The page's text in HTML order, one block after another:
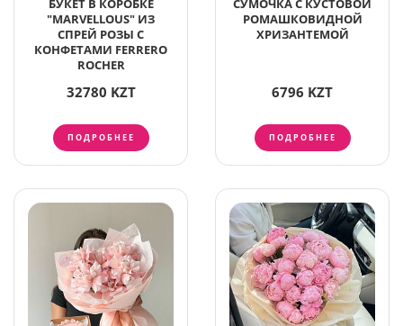
БУКЕТ В КОРОБКЕ
"MARVELLOUS" ИЗ
СПРЕЙ РОЗЫ С
КОНФЕТАМИ FERRERO
ROCHER
32780 KZT
ПОДРОБНЕЕ
СУМОЧКА С КУСТОВОЙ
РОМАШКОВИДНОЙ
ХРИЗАНТЕМОЙ
6796 KZT
ПОДРОБНЕЕ